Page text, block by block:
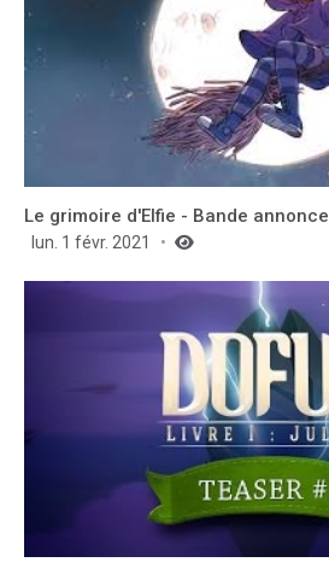
Le grimoire d'Elfie - Bande annonce
lun. 1 févr. 2021